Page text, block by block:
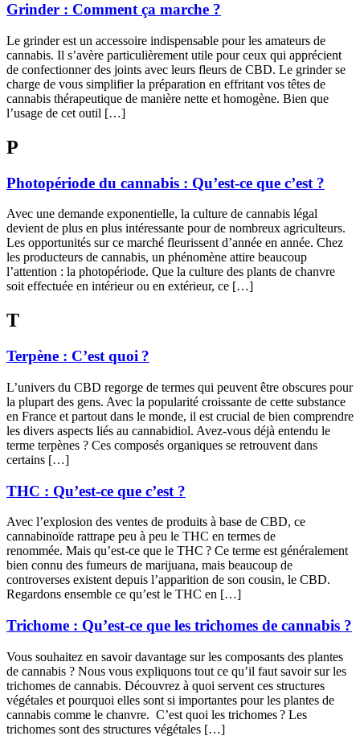
Grinder : Comment ça marche ?
Le grinder est un accessoire indispensable pour les amateurs de
cannabis. Il s’avère particulièrement utile pour ceux qui apprécient
de confectionner des joints avec leurs fleurs de CBD. Le grinder se
charge de vous simplifier la préparation en effritant vos têtes de
cannabis thérapeutique de manière nette et homogène. Bien que
l’usage de cet outil […]
P
Photopériode du cannabis : Qu’est-ce que c’est ?
Avec une demande exponentielle, la culture de cannabis légal
devient de plus en plus intéressante pour de nombreux agriculteurs.
Les opportunités sur ce marché fleurissent d’année en année. Chez
les producteurs de cannabis, un phénomène attire beaucoup
l’attention : la photopériode. Que la culture des plants de chanvre
soit effectuée en intérieur ou en extérieur, ce […]
T
Terpène : C’est quoi ?
L’univers du CBD regorge de termes qui peuvent être obscures pour
la plupart des gens. Avec la popularité croissante de cette substance
en France et partout dans le monde, il est crucial de bien comprendre
les divers aspects liés au cannabidiol. Avez-vous déjà entendu le
terme terpènes ? Ces composés organiques se retrouvent dans
certains […]
THC : Qu’est-ce que c’est ?
Avec l’explosion des ventes de produits à base de CBD, ce
cannabinoïde rattrape peu à peu le THC en termes de
renommée. Mais qu’est-ce que le THC ? Ce terme est généralement
bien connu des fumeurs de marijuana, mais beaucoup de
controverses existent depuis l’apparition de son cousin, le CBD.
Regardons ensemble ce qu’est le THC en […]
Trichome : Qu’est-ce que les trichomes de cannabis ?
Vous souhaitez en savoir davantage sur les composants des plantes
de cannabis ? Nous vous expliquons tout ce qu’il faut savoir sur les
trichomes de cannabis. Découvrez à quoi servent ces structures
végétales et pourquoi elles sont si importantes pour les plantes de
cannabis comme le chanvre. C’est quoi les trichomes ? Les
trichomes sont des structures végétales […]